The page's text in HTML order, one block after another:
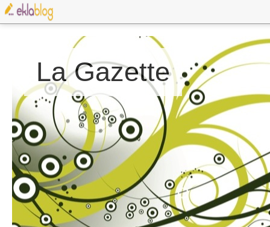
La Gazette